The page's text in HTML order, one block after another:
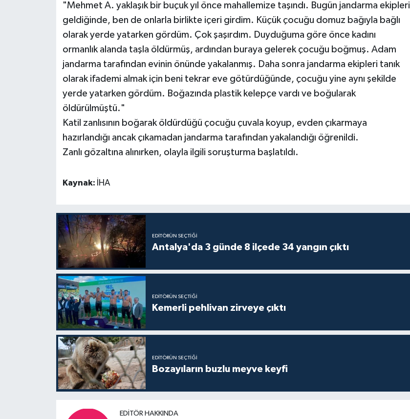
"Mehmet A. yaklaşık bir buçuk yıl önce mahallemize taşındı. Bugün jandarma ekipleri
geldiğinde, ben de onlarla birlikte içeri girdim. Küçük çocuğu domuz bağıyla bağlı
olarak yerde yatarken gördüm. Çok şaşırdım. Duyduğuma göre önce kadını
ormanlık alanda taşla öldürmüş, ardından buraya gelerek çocuğu boğmuş. Adam
jandarma tarafından evinin önünde yakalanmış. Daha sonra jandarma ekipleri tanık
olarak ifademi almak için beni tekrar eve götürdüğünde, çocuğu yine aynı şekilde
yerde yatarken gördüm. Boğazında plastik kelepçe vardı ve boğularak
öldürülmüştü."
Katil zanlısının boğarak öldürdüğü çocuğu çuvala koyup, evden çıkarmaya
hazırlandığı ancak çıkamadan jandarma tarafından yakalandığı öğrenildi.
Zanlı gözaltına alınırken, olayla ilgili soruşturma başlatıldı.
Kaynak: İHA
EDITÖRÜN SEÇTIĞI
Antalya'da 3 günde 8 ilçede 34 yangın çıktı
EDITÖRÜN SEÇTIĞI
Kemerli pehlivan zirveye çıktı
EDITÖRÜN SEÇTIĞI
Bozayıların buzlu meyve keyfi
EDITÖR HAKKINDA